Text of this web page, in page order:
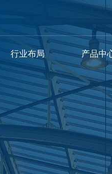
行业布局 产品中